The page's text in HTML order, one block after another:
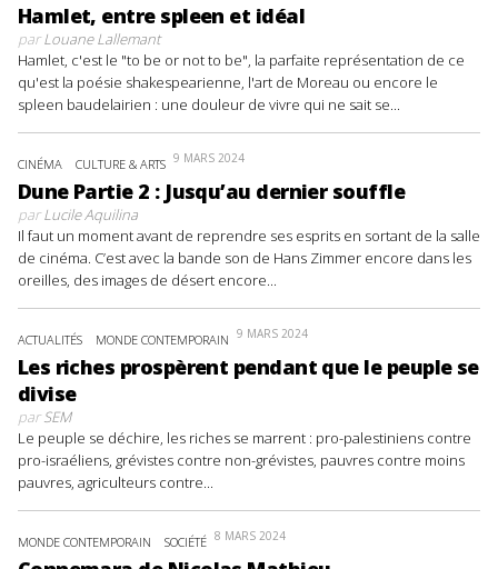
Hamlet, entre spleen et idéal
parLouane Lallemant
Hamlet, c'est le "to be or not to be", la parfaite représentation de ce
qu'est la poésie shakespearienne, l'art de Moreau ou encore le
spleen baudelairien : une douleur de vivre qui ne sait se...
CINÉMA CULTURE & ARTS 9 MARS 2024
Dune Partie 2 : Jusqu’au dernier souffle
parLucile Aquilina
Il faut un moment avant de reprendre ses esprits en sortant de la salle
de cinéma. C’est avec la bande son de Hans Zimmer encore dans les
oreilles, des images de désert encore...
ACTUALITÉS MONDE CONTEMPORAIN 9 MARS 2024
Les riches prospèrent pendant que le peuple se
divise
parSEM
Le peuple se déchire, les riches se marrent : pro-palestiniens contre
pro-israéliens, grévistes contre non-grévistes, pauvres contre moins
pauvres, agriculteurs contre...
MONDE CONTEMPORAIN SOCIÉTÉ 8 MARS 2024